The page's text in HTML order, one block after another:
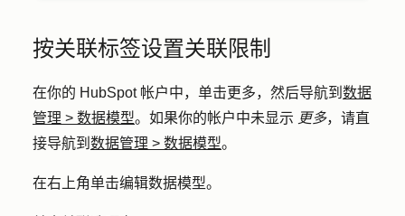
按关联标签设置关联限制
在你的 HubSpot 帐户中，单击更多，然后导航到 数据
管理 > 数据模型。如果你的帐户中未显示 更多，请直
接导航到 数据管理 > 数据模型。
在右上角单击编辑数据模型。